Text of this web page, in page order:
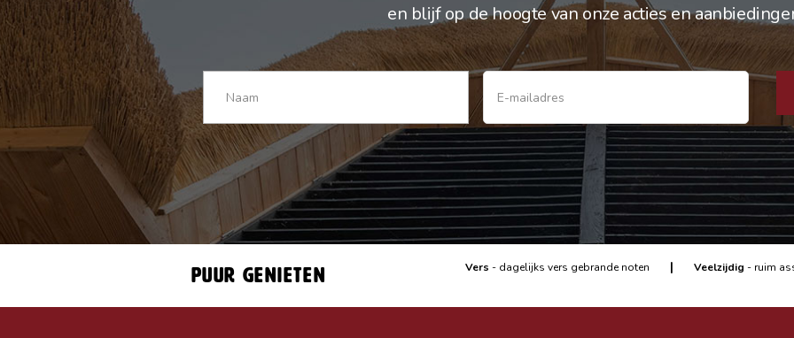
en blijf op de hoogte van onze acties en
Puur genieten Vers - dagelijks vers gebrande noten | Veelzijdig - ruim